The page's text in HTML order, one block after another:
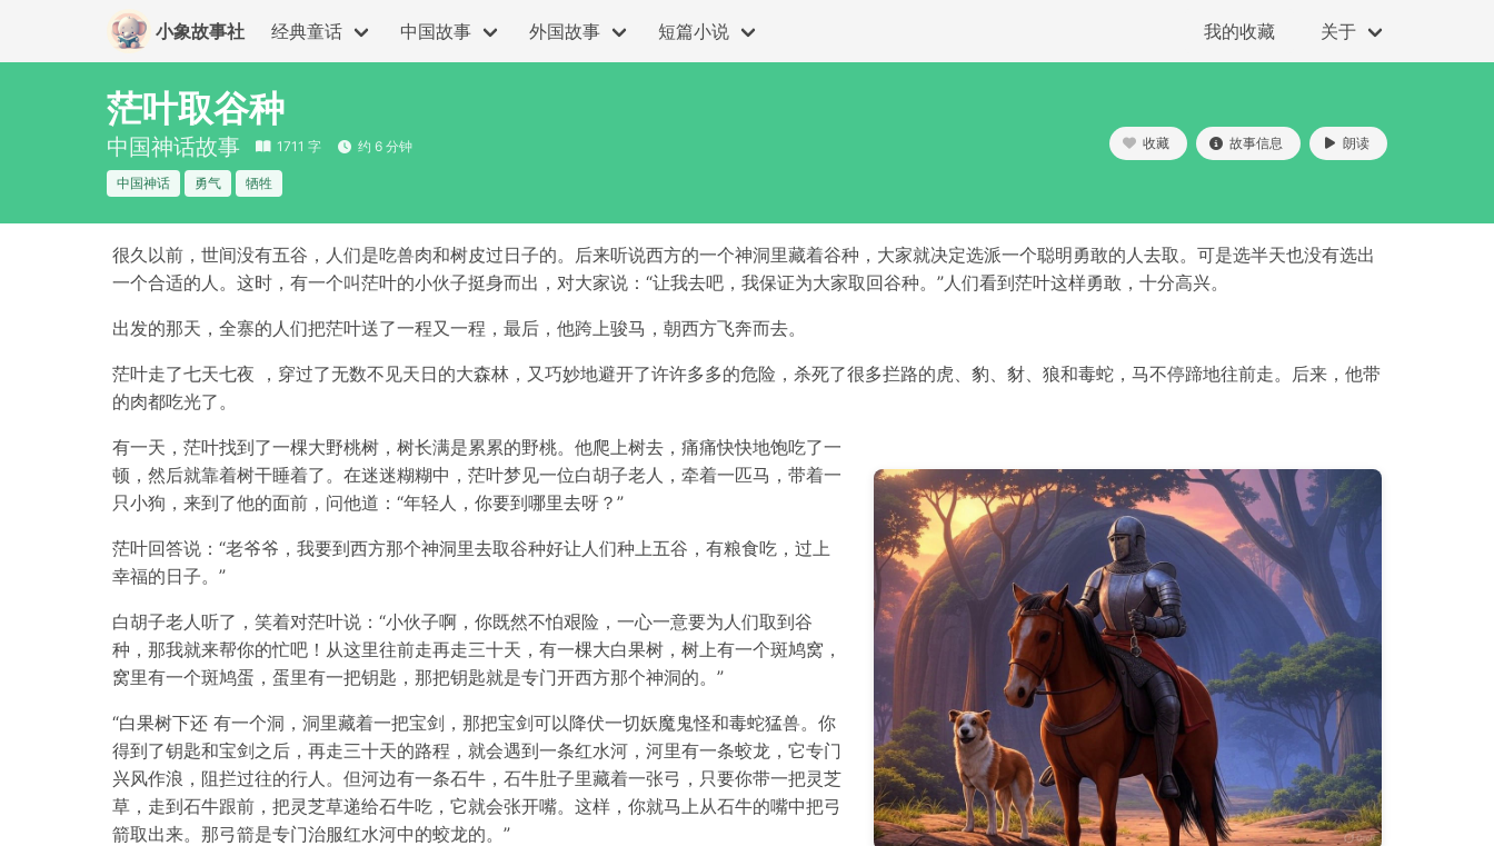
小象故事社 经典童话 中国故事 外国故事 短篇小说 我的收藏 关于
茫叶取谷种
中国神话故事 1711 字 约 6 分钟
中国神话 勇气 牺牲
收藏 故事信息 朗读
很久以前，世间没有五谷，人们是吃兽肉和树皮过日子的。后来听说西方的一个神洞里藏着谷种，大家就决定选派一个聪明勇敢的人去取。可是选半天也没有选出
一个合适的人。这时，有一个叫茫叶的小伙子挺身而出，对大家说：“让我去吧，我保证为大家取回谷种。”人们看到茫叶这样勇敢，十分高兴。
出发的那天，全寨的人们把茫叶送了一程又一程，最后，他跨上骏马，朝西方飞奔而去。
茫叶走了七天七夜 ，穿过了无数不见天日的大森林，又巧妙地避开了许许多多的危险，杀死了很多拦路的虎、豹、豺、狼和毒蛇，马不停蹄地往前走。后来，他带
的肉都吃光了。
有一天，茫叶找到了一棵大野桃树，树长满是累累的野桃。他爬上树去，痛痛快快地饱吃了一
顿，然后就靠着树干睡着了。在迷迷糊糊中，茫叶梦见一位白胡子老人，牵着一匹马，带着一
只小狗，来到了他的面前，问他道：“年轻人，你要到哪里去呀？”
茫叶回答说：“老爷爷，我要到西方那个神洞里去取谷种好让人们种上五谷，有粮食吃，过上
幸福的日子。”
白胡子老人听了，笑着对茫叶说：“小伙子啊，你既然不怕艰险，一心一意要为人们取到谷
种，那我就来帮你的忙吧！从这里往前走再走三十天，有一棵大白果树，树上有一个斑鸠窝，
窝里有一个斑鸠蛋，蛋里有一把钥匙，那把钥匙就是专门开西方那个神洞的。”
“白果树下还 有一个洞，洞里藏着一把宝剑，那把宝剑可以降伏一切妖魔鬼怪和毒蛇猛兽。你
得到了钥匙和宝剑之后，再走三十天的路程，就会遇到一条红水河，河里有一条蛟龙，它专门
兴风作浪，阻拦过往的行人。但河边有一条石牛，石牛肚子里藏着一张弓，只要你带一把灵芝
草，走到石牛跟前，把灵芝草递给石牛吃，它就会张开嘴。这样，你就马上从石牛的嘴中把弓
箭取出来。那弓箭是专门治服红水河中的蛟龙的。”